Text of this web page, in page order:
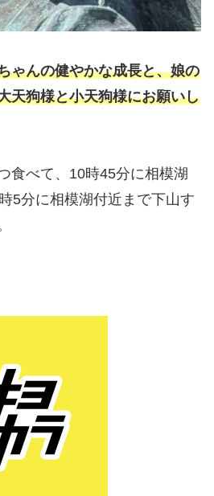
ゃんの健やかな成長と、娘の
天狗様と小天狗様にお願いし
食べて、10時45分に相模湖
5分に相模湖付近まで下山す